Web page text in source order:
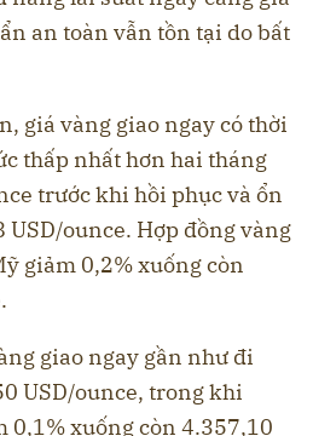
an toàn vẫn tồn tại do bất
giá vàng giao ngay có thời
thấp nhất hơn hai tháng
trước khi hồi phục và ổn
ounce. Hợp đồng vàng
giảm 0,2% xuống còn
giao ngay gần như đi
USD/ounce, trong khi
0,1% xuống còn 4.357,10